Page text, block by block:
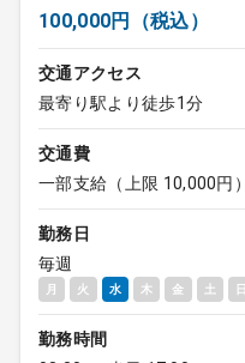
100,000円（税込）
交通アクセス
最寄り駅より徒歩1分
交通費
一部支給（上限 10,000円）
勤務日
毎週
月 火 水 木 金 土 日
勤務時間